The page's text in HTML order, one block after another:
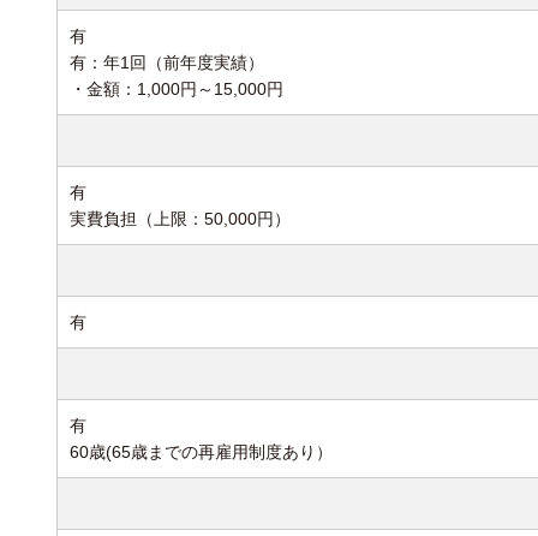
有
有：年1回（前年度実績
・金額：1,000円～15,000円
有
実費負担（上限：50,000円）
有
有
60歳(65歳までの再雇用制度あり）